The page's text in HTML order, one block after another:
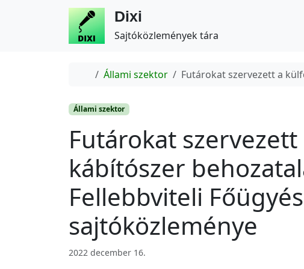
Dixi
Sajtóközlemények tára
Home
Állami szektor Futárokat szervezett a
Állami szektor
Futárokat
kábítószer
Fellebbviteli
sajtóközleménye
2022 december 16.